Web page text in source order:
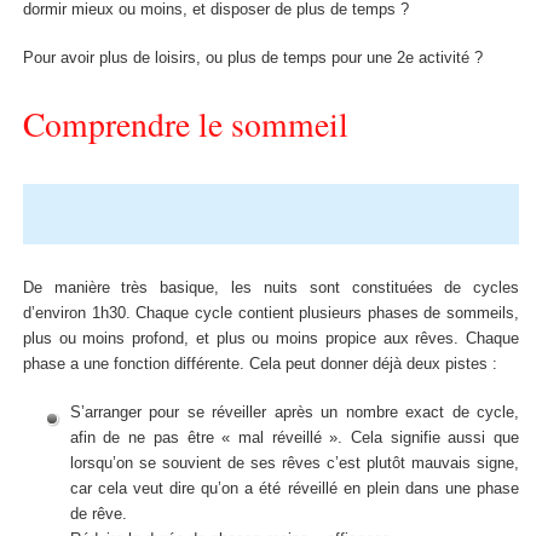
dormir mieux ou moins, et disposer de plus de temps ?
Pour avoir plus de loisirs, ou plus de temps pour une 2e activité ?
Comprendre le sommeil
De manière très basique, les nuits sont constituées de cycles
d’environ 1h30. Chaque cycle contient plusieurs phases de sommeils,
plus ou moins profond, et plus ou moins propice aux rêves. Chaque
phase a une fonction différente. Cela peut donner déjà deux pistes :
S’arranger pour se réveiller après un nombre exact de cycle,
afin de ne pas être « mal réveillé ». Cela signifie aussi que
lorsqu’on se souvient de ses rêves c’est plutôt mauvais signe,
car cela veut dire qu’on a été réveillé en plein dans une phase
de rêve.